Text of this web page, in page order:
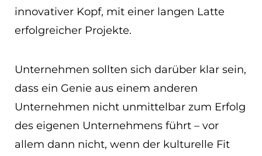
innovativer Kopf, mit einer langen Latte
erfolgreicher Projekte.
Unternehmen sollten sich darüber klar sein,
dass ein Genie aus einem anderen
Unternehmen nicht unmittelbar zum Erfolg
des eigenen Unternehmens führt – vor
allem dann nicht, wenn der kulturelle Fit